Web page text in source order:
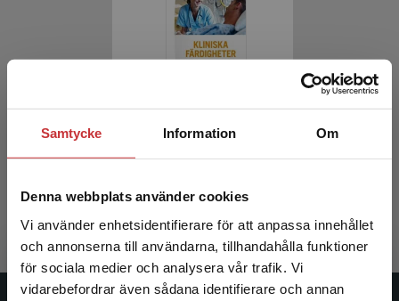
Samtycke Information Om
Denna webbplats använder cookies
Vi använder enhetsidentifierare för att anpassa innehållet
och annonserna till användarna, tillhandahålla funktioner
för sociala medier och analysera vår trafik. Vi
vidarebefordrar även sådana identifierare och annan
Begränsad fraktregion
462 krinkl. moms